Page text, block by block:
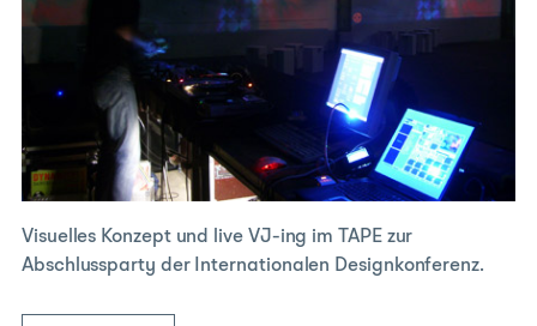
Visuelles Konzept und live VJ-ing im TAPE zur
Abschlussparty der Internationalen Designkonferenz.